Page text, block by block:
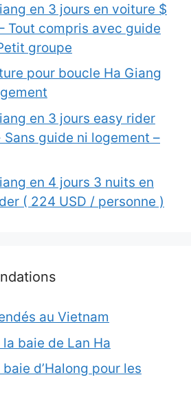
en 3 jours en voiture $
Tout compris avec guide
groupe
pour boucle Ha Giang
en 3 jours easy rider
guide ni logement –
en 4 jours 3 nuits en
( 224 USD / personne )
au Vietnam
baie de Lan Ha
d’Halong pour les